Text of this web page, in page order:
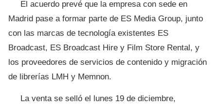
El acuerdo prevé que la empresa con sede en
Madrid pase a formar parte de ES Media Group, junto
con las marcas de tecnología existentes ES
Broadcast, ES Broadcast Hire y Film Store Rental, y
los proveedores de servicios de contenido y migración
de librerías LMH y Memnon.
La venta se selló el lunes 19 de diciembre,